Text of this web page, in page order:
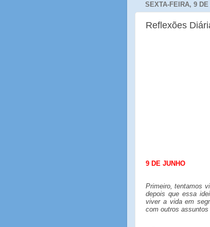
SEXTA-FEIRA, 9
Reflexões
9 DE JUNHO
Primeiro, tentamos
depois que essa
viver a vida em
com outros assuntos